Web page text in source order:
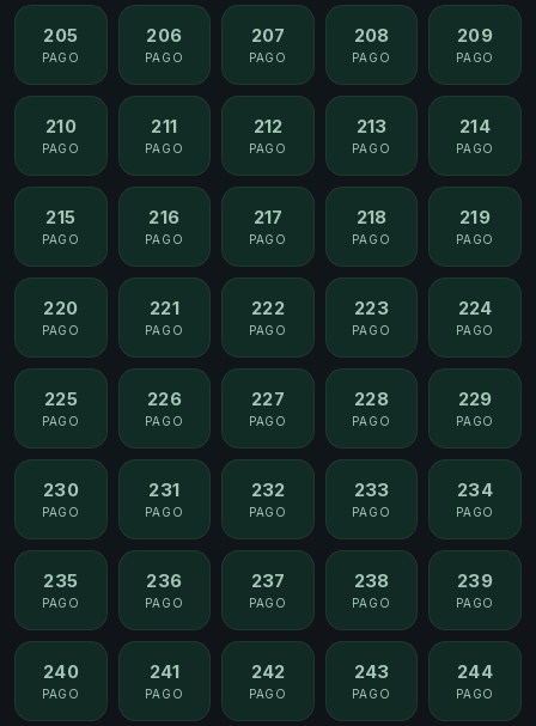
205
PAGO
206
PAGO
207
PAGO
208
PAGO
209
PAGO
210
PAGO
211
PAGO
212
PAGO
213
PAGO
214
PAGO
215
PAGO
216
PAGO
217
PAGO
218
PAGO
219
PAGO
220
PAGO
221
PAGO
222
PAGO
223
PAGO
224
PAGO
225
PAGO
226
PAGO
227
PAGO
228
PAGO
229
PAGO
230
PAGO
231
PAGO
232
PAGO
233
PAGO
234
PAGO
235
PAGO
236
PAGO
237
PAGO
238
PAGO
239
PAGO
240
PAGO
241
PAGO
242
PAGO
243
PAGO
244
PAGO